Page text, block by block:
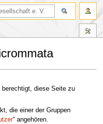
berechtigt, diese Seite zu
die einer der Gruppen
“ angehören.